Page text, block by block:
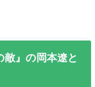
敵』の岡本遼と